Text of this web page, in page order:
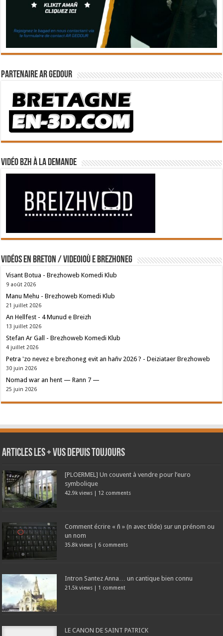
Partenaire Ar Gedour
Vidéo BZH à la demande
Vidéos en breton / Videoioù e brezhoneg
Visant Botua - Brezhoweb Komedi Klub
9 août 2026
Manu Mehu - Brezhoweb Komedi Klub
21 juillet 2026
An Hellfest - 4 Munud e Breizh
13 juillet 2026
Stefan Ar Gall - Brezhoweb Komedi Klub
4 juillet 2026
Petra 'zo nevez e brezhoneg evit an hañv 2026 ? - Deiziataer Brezhoweb
30 juin 2026
Nomad war an hent — Rann 7 —
25 juin 2026
Articles les + vus depuis toujours
[PLOERMEL] Un couvent à vendre pour l’euro
symbolique
42.9k views | 12 comments
Comment écrire « ñ » (n avec tilde) sur un prénom ou
un nom
35.8k views | 6 comments
Intron Santez Anna… un cantique bien connu
21.5k views | 1 comment
LE CANON DE SAINT PATRICK